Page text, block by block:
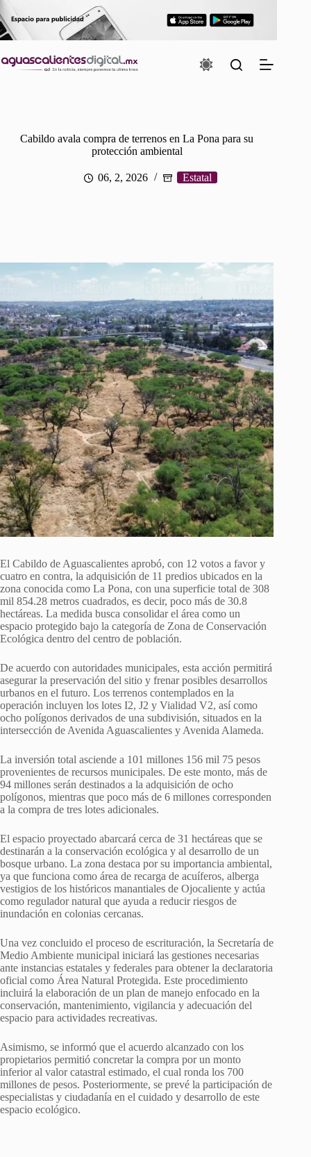
al
contenido
Cabildo avala compra de terrenos en La Pona para su
protección ambiental
06, 2, 2026 Estatal
El Cabildo de Aguascalientes aprobó, con 12 votos a favor y
cuatro en contra, la adquisición de 11 predios ubicados en la
zona conocida como La Pona, con una superficie total de 308
mil 854.28 metros cuadrados, es decir, poco más de 30.8
hectáreas. La medida busca consolidar el área como un
espacio protegido bajo la categoría de Zona de Conservación
Ecológica dentro del centro de población.
De acuerdo con autoridades municipales, esta acción permitirá
asegurar la preservación del sitio y frenar posibles desarrollos
urbanos en el futuro. Los terrenos contemplados en la
operación incluyen los lotes I2, J2 y Vialidad V2, así como
ocho polígonos derivados de una subdivisión, situados en la
intersección de Avenida Aguascalientes y Avenida Alameda.
La inversión total asciende a 101 millones 156 mil 75 pesos
provenientes de recursos municipales. De este monto, más de
94 millones serán destinados a la adquisición de ocho
polígonos, mientras que poco más de 6 millones corresponden
a la compra de tres lotes adicionales.
El espacio proyectado abarcará cerca de 31 hectáreas que se
destinarán a la conservación ecológica y al desarrollo de un
bosque urbano. La zona destaca por su importancia ambiental,
ya que funciona como área de recarga de acuíferos, alberga
vestigios de los históricos manantiales de Ojocaliente y actúa
como regulador natural que ayuda a reducir riesgos de
inundación en colonias cercanas.
Una vez concluido el proceso de escrituración, la Secretaría de
Medio Ambiente municipal iniciará las gestiones necesarias
ante instancias estatales y federales para obtener la declaratoria
oficial como Área Natural Protegida. Este procedimiento
incluirá la elaboración de un plan de manejo enfocado en la
conservación, mantenimiento, vigilancia y adecuación del
espacio para actividades recreativas.
Asimismo, se informó que el acuerdo alcanzado con los
propietarios permitió concretar la compra por un monto
inferior al valor catastral estimado, el cual ronda los 700
millones de pesos. Posteriormente, se prevé la participación de
especialistas y ciudadanía en el cuidado y desarrollo de este
espacio ecológico.